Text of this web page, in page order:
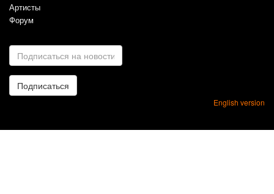
Артисты
Форум
E-
mail
*
Подписаться
English version